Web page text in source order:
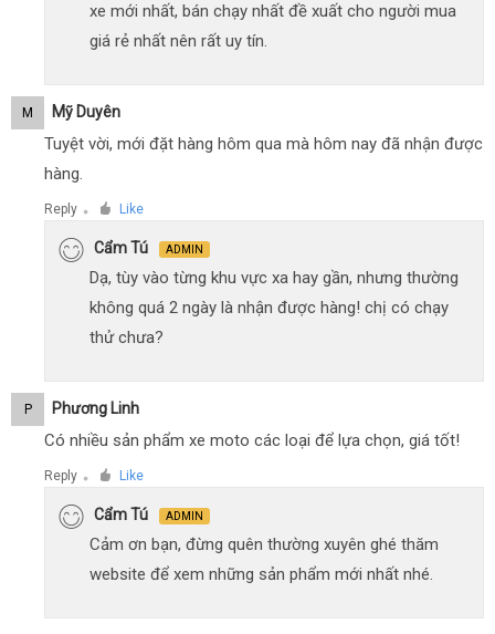
xe mới nhất, bán chạy nhất đề xuất cho người mua
giá rẻ nhất nên rất uy tín.
M Mỹ Duyên
Tuyệt vời, mới đặt hàng hôm qua mà hôm nay đã nhận được
hàng.
Reply ● Like
Cẩm Tú ADMIN
Dạ, tùy vào từng khu vực xa hay gần, nhưng thường
không quá 2 ngày là nhận được hàng! chị có chạy
thử chưa?
P Phương Linh
Có nhiều sản phẩm xe moto các loại để lựa chọn, giá tốt!
Reply ● Like
Cẩm Tú ADMIN
Cảm ơn bạn, đừng quên thường xuyên ghé thăm
website để xem những sản phẩm mới nhất nhé.